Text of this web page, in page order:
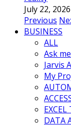
July 22, 2026
Previous
BUSINESS
ALL
Ask
Jarvis
My
EXCEL
DATA